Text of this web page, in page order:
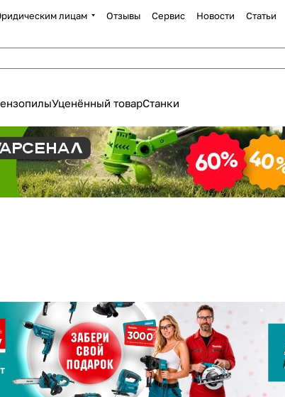
лицам Отзывы Сервис Новости Статьи
Уценённый товарСтанки
переплат